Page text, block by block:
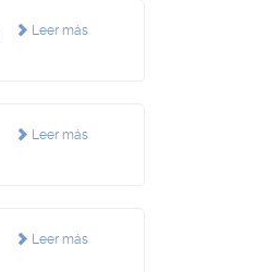
Leer más
Leer más
Leer más